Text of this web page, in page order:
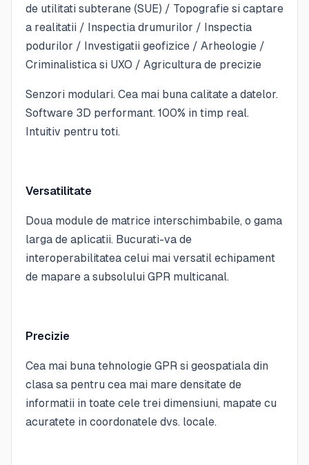
de utilitati subterane (SUE) / Topografie si captare
a realitatii / Inspectia drumurilor / Inspectia
podurilor / Investigatii geofizice / Arheologie /
Criminalistica si UXO / Agricultura de precizie
Senzori modulari. Cea mai buna calitate a datelor.
Software 3D performant. 100% in timp real.
Intuitiv pentru toti.
Versatilitate
Doua module de matrice interschimbabile, o gama
larga de aplicatii. Bucurati-va de
interoperabilitatea celui mai versatil echipament
de mapare a subsolului GPR multicanal.
Precizie
Cea mai buna tehnologie GPR si geospatiala din
clasa sa pentru cea mai mare densitate de
informatii in toate cele trei dimensiuni, mapate cu
acuratete in coordonatele dvs. locale.